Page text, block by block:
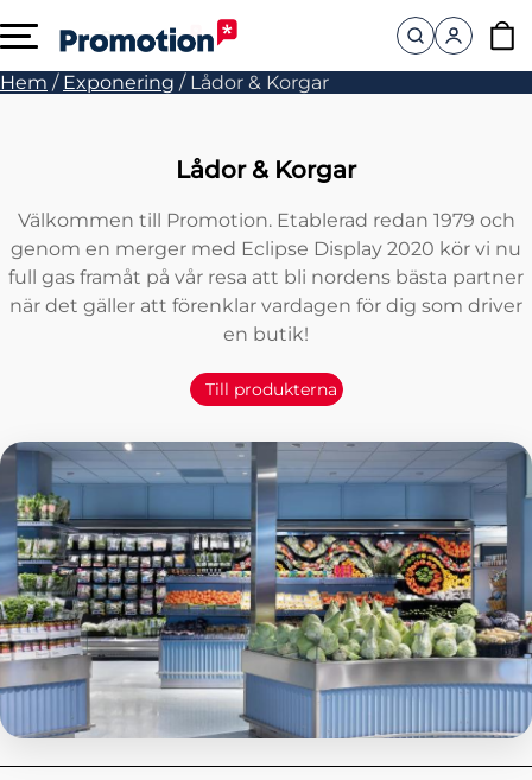
Hem / Exponering / Lådor & Korgar
Lådor & Korgar
Välkommen till Promotion. Etablerad redan 1979 och
genom en merger med Eclipse Display 2020 kör vi nu
full gas framåt på vår resa att bli nordens bästa partner
när det gäller att förenklar vardagen för dig som driver
en butik!
Till produkterna